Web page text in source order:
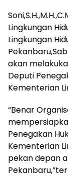
Lingkungan
Lingkungan
akan
Deputi
Kementerian
“Benar
Penegakan
Kementerian
pekan depan